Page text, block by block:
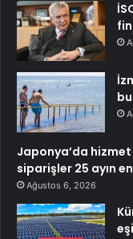
Japonya’da
siparişler 25 ayın
Ağustos 6, 2026